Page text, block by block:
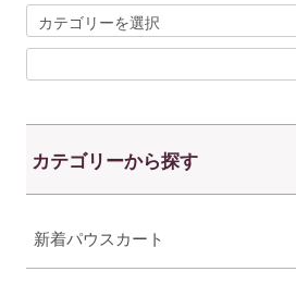
カテゴリーから探す
新着パウスカート